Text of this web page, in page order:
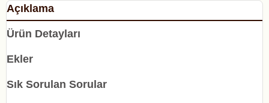
Açıklama
Ürün Detayları
Ekler
Sık Sorulan Sorular